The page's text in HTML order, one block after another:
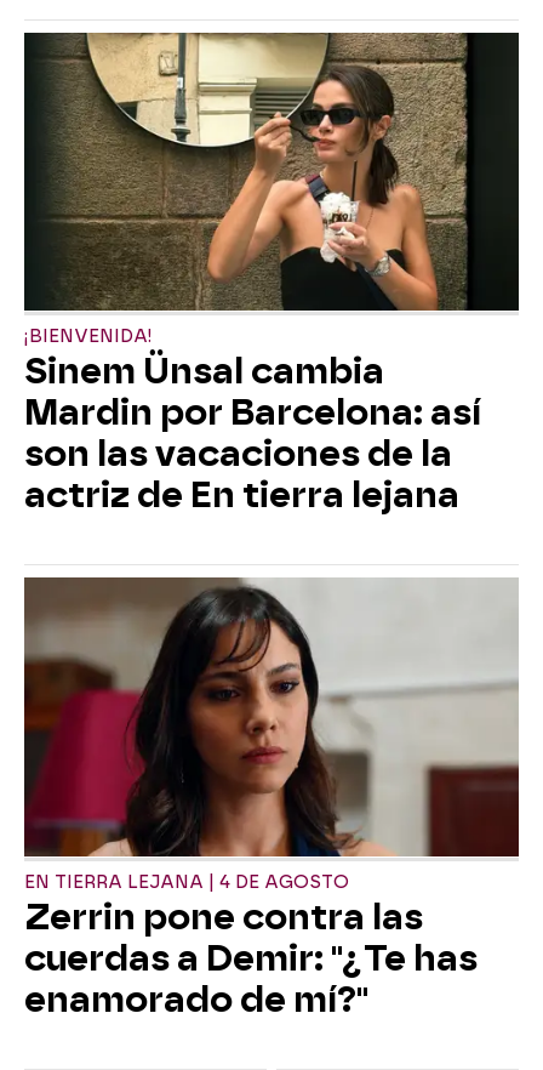
¡BIENVENIDA!
Sinem Ünsal cambia
Mardin por Barcelona: así
son las vacaciones de la
actriz de En tierra lejana
EN TIERRA LEJANA | 4 DE AGOSTO
Zerrin pone contra las
cuerdas a Demir: "¿Te has
enamorado de mí?"